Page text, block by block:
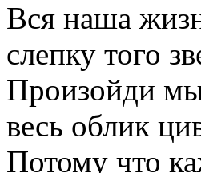
Вся наша
слепку того
Произойди
весь облик
Потому что